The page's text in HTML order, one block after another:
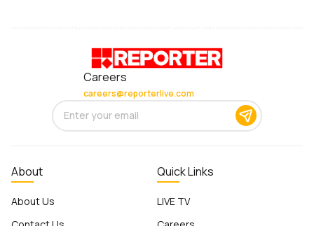
Careers
careers@reporterlive.com
About
About Us
Quick Links
LIVE TV